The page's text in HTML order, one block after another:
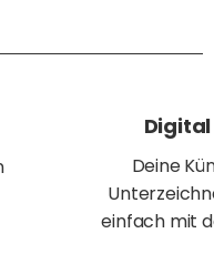
Deine
einfach mit